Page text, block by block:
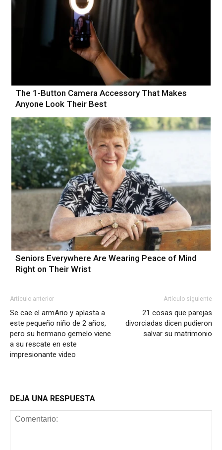
The 1-Button Camera Accessory That Makes
Anyone Look Their Best
Seniors Everywhere Are Wearing Peace of Mind
Right on Their Wrist
Artículo anterior
Se cae el armArio y aplasta a
este pequeño niño de 2 años,
pero su hermano gemelo viene
a su rescate en este
impresionante video
Artículo siguiente
21 cosas que parejas
divorciadas dicen pudieron
salvar su matrimonio
DEJA UNA RESPUESTA